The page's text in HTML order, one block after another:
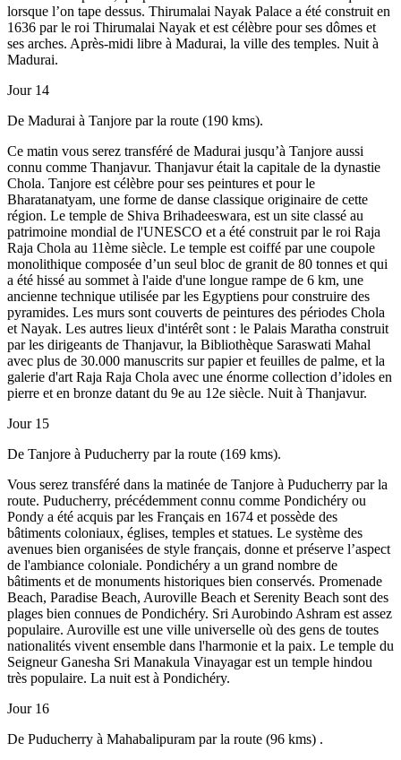
lorsque l’on tape dessus. Thirumalai Nayak Palace a été construit en
1636 par le roi Thirumalai Nayak et est célèbre pour ses dômes et
ses arches. Après-midi libre à Madurai, la ville des temples. Nuit à
Madurai.
Jour 14
De Madurai à Tanjore par la route (190 kms).
Ce matin vous serez transféré de Madurai jusqu’à Tanjore aussi
connu comme Thanjavur. Thanjavur était la capitale de la dynastie
Chola. Tanjore est célèbre pour ses peintures et pour le
Bharatanatyam, une forme de danse classique originaire de cette
région. Le temple de Shiva Brihadeeswara, est un site classé au
patrimoine mondial de l'UNESCO et a été construit par le roi Raja
Raja Chola au 11ème siècle. Le temple est coiffé par une coupole
monolithique composée d’un seul bloc de granit de 80 tonnes et qui
a été hissé au sommet à l'aide d'une longue rampe de 6 km, une
ancienne technique utilisée par les Egyptiens pour construire des
pyramides. Les murs sont couverts de peintures des périodes Chola
et Nayak. Les autres lieux d'intérêt sont : le Palais Maratha construit
par les dirigeants de Thanjavur, la Bibliothèque Saraswati Mahal
avec plus de 30.000 manuscrits sur papier et feuilles de palme, et la
galerie d'art Raja Raja Chola avec une énorme collection d’idoles en
pierre et en bronze datant du 9e au 12e siècle. Nuit à Thanjavur.
Jour 15
De Tanjore à Puducherry par la route (169 kms).
Vous serez transféré dans la matinée de Tanjore à Puducherry par la
route. Puducherry, précédemment connu comme Pondichéry ou
Pondy a été acquis par les Français en 1674 et possède des
bâtiments coloniaux, églises, temples et statues. Le système des
avenues bien organisées de style français, donne et préserve l’aspect
de l'ambiance coloniale. Pondichéry a un grand nombre de
bâtiments et de monuments historiques bien conservés. Promenade
Beach, Paradise Beach, Auroville Beach et Serenity Beach sont des
plages bien connues de Pondichéry. Sri Aurobindo Ashram est assez
populaire. Auroville est une ville universelle où des gens de toutes
nationalités vivent ensemble dans l'harmonie et la paix. Le temple du
Seigneur Ganesha Sri Manakula Vinayagar est un temple hindou
très populaire. La nuit est à Pondichéry.
Jour 16
De Puducherry à Mahabalipuram par la route (96 kms) .